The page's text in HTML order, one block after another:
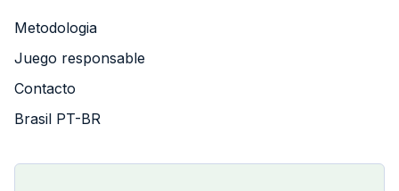
Metodologia
Juego responsable
Contacto
Brasil PT-BR